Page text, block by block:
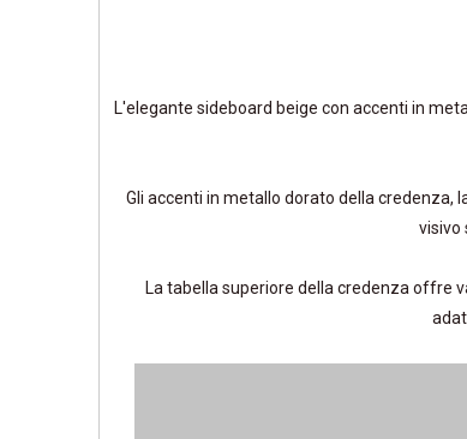
L'elegante sideboard beige con accenti in
Gli accenti in metallo dorato della
visivo
La tabella superiore della credenza offre